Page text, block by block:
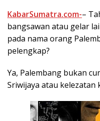
KabarSumatra.com-–
bangsawan atau gelar
pada nama orang
pelengkap?
Ya, Palembang bukan
Sriwijaya atau kelezatan